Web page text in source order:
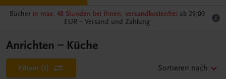
Bücher in max. 48 Stunden bei Ihnen, versandkostenfrei ab 29,00
EUR – Versand und Zahlung
Anrichten – Küche
Filtern (1) Sortieren nach